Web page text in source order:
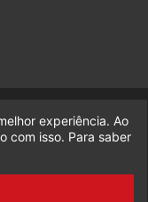
da Legado
experiência. Ao
com isso. Para saber